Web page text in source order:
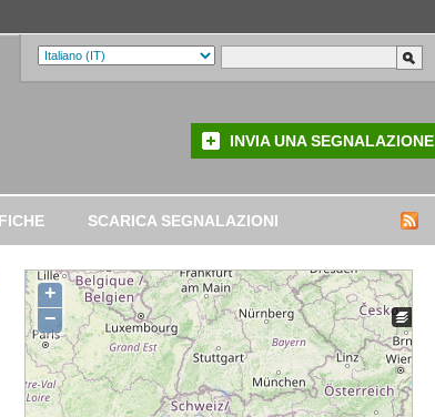
INVIA UNA SEGNALAZIONE
SCARICA SEGNALAZIONI
+
−